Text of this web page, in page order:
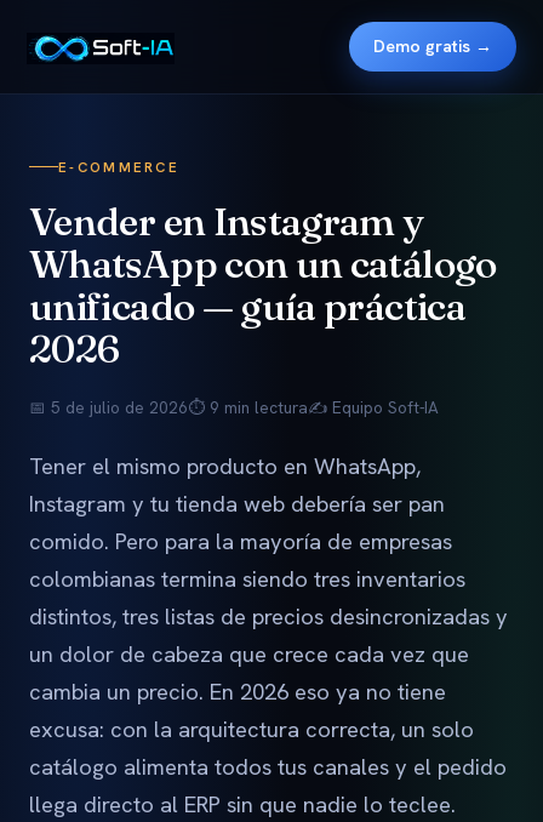
Demo gratis →
E-COMMERCE
Vender en Instagram y
WhatsApp con un catálogo
unificado — guía práctica
2026
📅 5 de julio de 2026⏱ 9 min lectura✍️ Equipo Soft-IA
Tener el mismo producto en WhatsApp,
Instagram y tu tienda web debería ser pan
comido. Pero para la mayoría de empresas
colombianas termina siendo tres inventarios
distintos, tres listas de precios desincronizadas y
un dolor de cabeza que crece cada vez que
cambia un precio. En 2026 eso ya no tiene
excusa: con la arquitectura correcta, un solo
catálogo alimenta todos tus canales y el pedido
llega directo al ERP sin que nadie lo teclee.